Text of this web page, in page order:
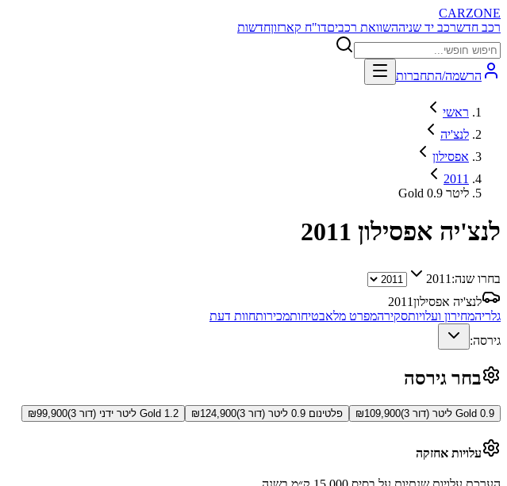
CARZONE
רכב חדשרכב יד שניההשוואת רכביםדו"ח קארזוןחדשות
הרשמה/התחברות
ראשי
לנצ'יה
אפסילון
2011
Gold 0.9 ליטר
לנצ'יה אפסילון 2011
בחרו שנה: 2011
לנצ'יה אפסילון2011
גלריהמחירון ועלויותסקירהמפרט מלאבטיחותמכירותחוות דעת
גירסה:
בחר גירסה
Gold 0.9 ליטר (דור 3) ₪109,900 פלטינום 0.9 ליטר (דור 3) ₪124,900 Gold 1.2 ליטר ידני (דור 3) ₪99,900
עלויות אחזקה